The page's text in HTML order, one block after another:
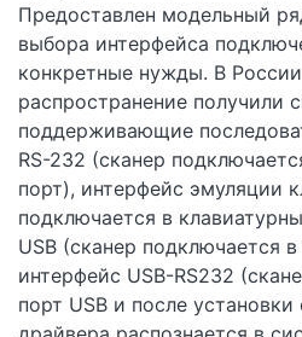
Предоставлен модельный
выбора интерфейса
конкретные нужды. В
распространение получили
поддерживающие
RS-232 (сканер
порт), интерфейс эмуляции
подключается в
USB (сканер подключается
интерфейс USB-RS232
порт USB и после установки